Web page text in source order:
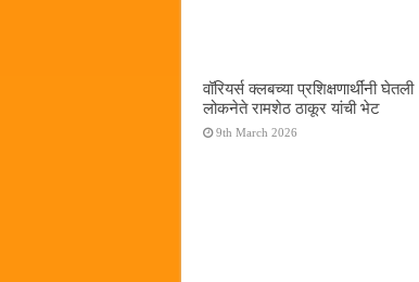
वॉरियर्स क्लबच्या प्रशिक्षणार्थींनी घेतली
लोकनेते रामशेठ ठाकूर यांची भेट
9th March 2026